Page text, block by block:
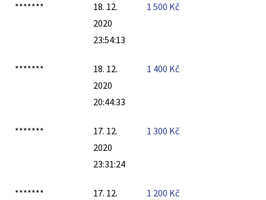
*******
18. 12.
2020
23:54:13
1 500 Kč
*******
18. 12.
2020
20:44:33
1 400 Kč
*******
17. 12.
2020
23:31:24
1 300 Kč
*******
17. 12.
1 200 Kč